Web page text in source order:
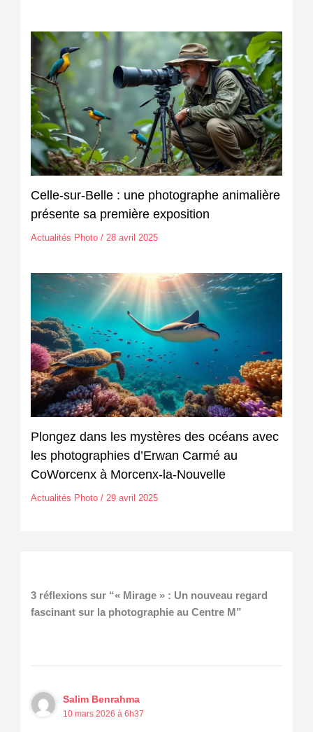
Celle-sur-Belle : une photographe animalière
présente sa première exposition
Actualités Photo/ 28 avril 2025
Plongez dans les mystères des océans avec
les photographies d’Erwan Carmé au
CoWorcenx à Morcenx-la-Nouvelle
Actualités Photo/ 29 avril 2025
3 réflexions sur “« Mirage » : Un nouveau regard
fascinant sur la photographie au Centre M”
Salim Benrahma
10 mars 2026 à 6h37